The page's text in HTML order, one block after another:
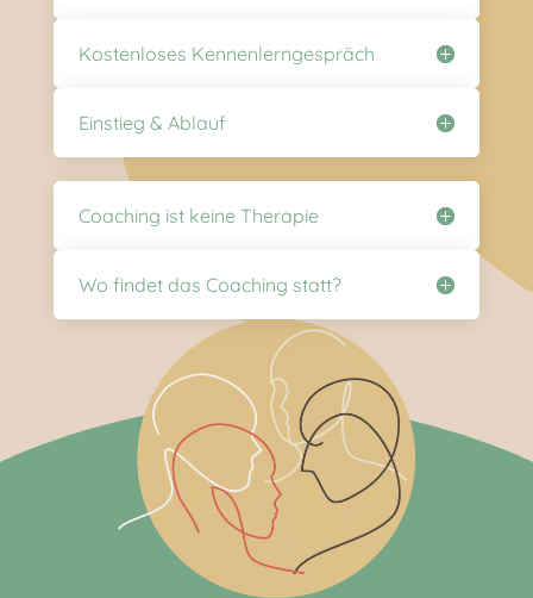
Kostenloses Kennenlerngespräch
Einstieg & Ablauf
Coaching ist keine Therapie
Wo findet das Coaching statt?